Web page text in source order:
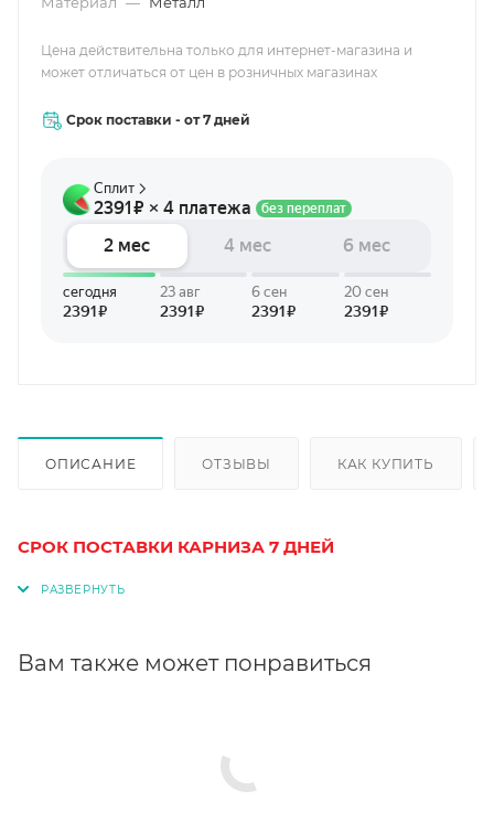
Цена действительна только для интернет-магазина и
может отличаться от цен в розничных магазинах
Срок поставки - от 7 дней
ОПИСАНИЕ ОТЗЫВЫ КАК КУПИТЬ
СРОК ПОСТАВКИ КАРНИЗА 7 ДНЕЙ
Вам также может понравиться